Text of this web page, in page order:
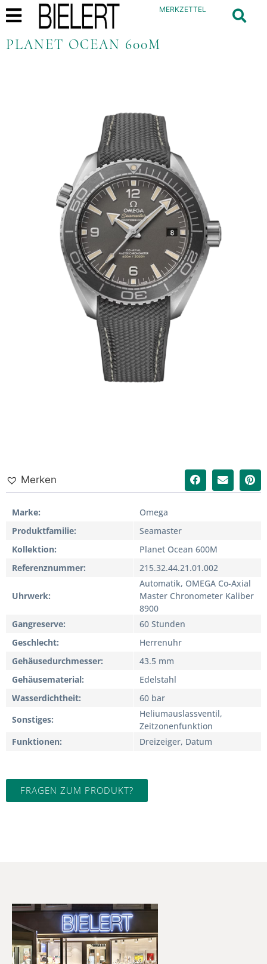
MERKZETTEL
PLANET OCEAN 600M
Merken
Marke
Omega
Produktfamilie
Seamaster
Kollektion
Planet Ocean 600M
Referenznummer
215.32.44.21.01.002
Uhrwerk
Automatik, OMEGA Co-Axial
Master Chronometer Kaliber
8900
Gangreserve
60 Stunden
Geschlecht
Herrenuhr
Gehäusedurchmesser
43.5 mm
Gehäusematerial
Edelstahl
Wasserdichtheit
60 bar
Sonstiges
Heliumauslassventil,
Zeitzonenfunktion
Funktionen
Dreizeiger, Datum
FRAGEN ZUM PRODUKT?